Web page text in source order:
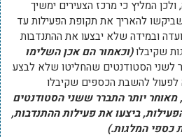
המליץ כי מרכז הצעירים ימשיך
להאריך את תקופת הפעילות עד
הוועדה ובמידה שלא יבצעו את ההתנדבות
שקיבלו(וכאמור הם אכן השלימו
לשני הסטודנטים שהחליטו שלא לבצע
לפעול להשבת הכספים שקיבלו
מאוחר יותר התברר ששני הסטודנטים
ביצעו את פעילות ההתנדבות,
כספי המלגות.)